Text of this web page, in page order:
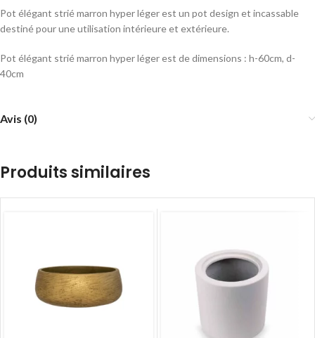
Pot élégant strié marron hyper léger est un pot design et incassable
destiné pour une utilisation intérieure et extérieure.
Pot élégant strié marron hyper léger est de dimensions : h-60cm, d-
40cm
Avis (0)
Produits similaires